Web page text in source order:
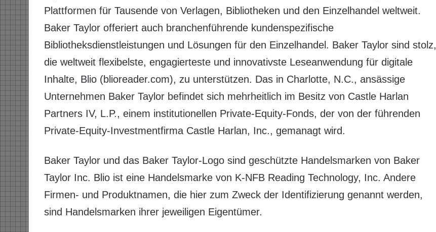
Plattformen für Tausende von Verlagen, Bibliotheken und den Einzelhandel weltweit.
Baker Taylor offeriert auch branchenführende kundenspezifische
Bibliotheksdienstleistungen und Lösungen für den Einzelhandel. Baker Taylor sind stolz,
die weltweit flexibelste, engagierteste und innovativste Leseanwendung für digitale
Inhalte, Blio (blioreader.com), zu unterstützen. Das in Charlotte, N.C., ansässige
Unternehmen Baker Taylor befindet sich mehrheitlich im Besitz von Castle Harlan
Partners IV, L.P., einem institutionellen Private-Equity-Fonds, der von der führenden
Private-Equity-Investmentfirma Castle Harlan, Inc., gemanagt wird.
Baker Taylor und das Baker Taylor-Logo sind geschützte Handelsmarken von Baker
Taylor Inc. Blio ist eine Handelsmarke von K-NFB Reading Technology, Inc. Andere
Firmen- und Produktnamen, die hier zum Zweck der Identifizierung genannt werden,
sind Handelsmarken ihrer jeweiligen Eigentümer.